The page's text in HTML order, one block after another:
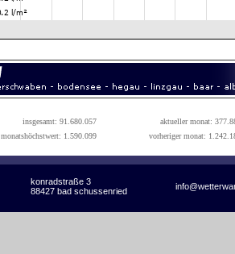
insgesamt: 91.680.057
aktueller monat:
monatshöchstwert: 1.590.099
vorheriger monat:
konradstraße 3
88427 bad schussenried